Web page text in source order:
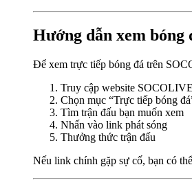
Hướng dẫn xem
Để xem trực tiếp bóng đá trên
Truy cập website SOCOLIVE
Chọn mục “Trực tiếp bóng
Tìm trận đấu bạn muốn xem
Nhấn vào link phát sóng
Thưởng thức trận đấu
Nếu link chính gặp sự cố, bạn có